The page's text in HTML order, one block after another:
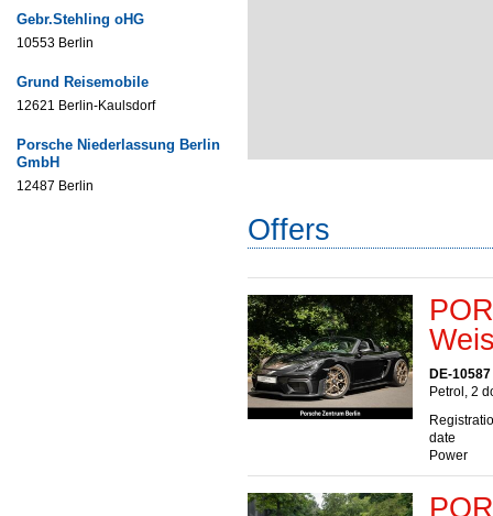
Gebr.Stehling oHG
10553 Berlin
Grund Reisemobile
12621 Berlin-Kaulsdorf
Porsche Niederlassung Berlin
GmbH
12487 Berlin
Offers
DE-
Petrol, 2
date
Power